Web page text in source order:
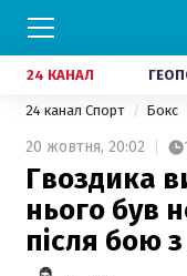
24 КАНАЛ
24 канал Спорт Бокс
20 жовтня, 20:02
Гвоздика
нього був
після бою